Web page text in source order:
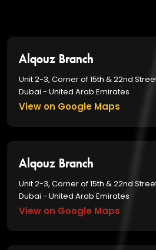
Alqouz Branch
Unit 2-3, Corner of 15th & 22nd
Dubai - United Arab Emirates
View on Google Maps
Alqouz Branch
Unit 2-3, Corner of 15th & 22nd
Dubai - United Arab Emirates
View on Google Maps